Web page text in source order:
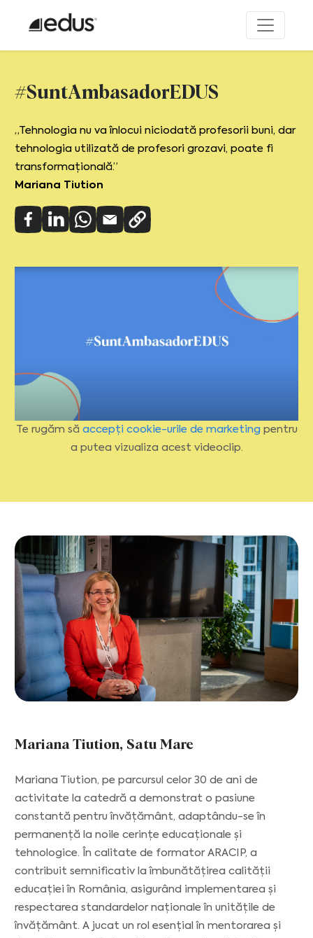
#SuntAmbasadorEDUS
„Tehnologia nu va înlocui niciodată profesorii buni, dar
tehnologia utilizată de profesori grozavi, poate fi
transformațională.”
Mariana Tiution
Te rugăm să accepți cookie-urile de marketing pentru
a putea vizualiza acest videoclip.
Mariana Tiution, Satu Mare
Mariana Tiution, pe parcursul celor 30 de ani de
activitate la catedră a demonstrat o pasiune
constantă pentru învățământ, adaptându-se în
permanență la noile cerințe educaționale și
tehnologice. În calitate de formator ARACIP, a
contribuit semnificativ la îmbunătățirea calității
educației în România, asigurând implementarea și
respectarea standardelor naționale în unitățile de
învățământ. A jucat un rol esențial în mentorarea și